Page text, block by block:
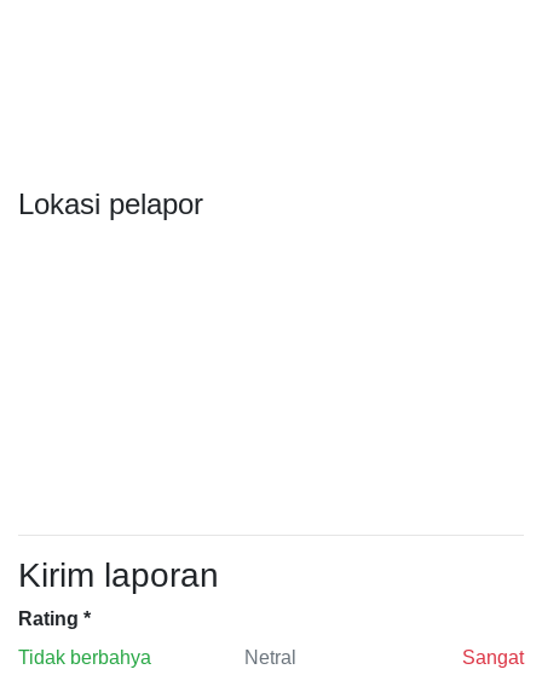
Lokasi pelapor
Kirim laporan
Rating *
Tidak berbahya
Netral
Sangat